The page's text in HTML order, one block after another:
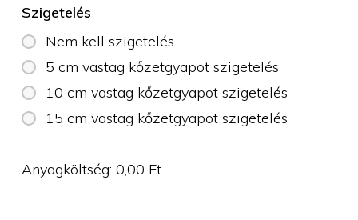
Szigetelés
Nem kell szigetelés
5 cm vastag kőzetgyapot szigetelés
10 cm vastag kőzetgyapot szigetelés
15 cm vastag kőzetgyapot szigetelés
Anyagköltség:0,00 Ft